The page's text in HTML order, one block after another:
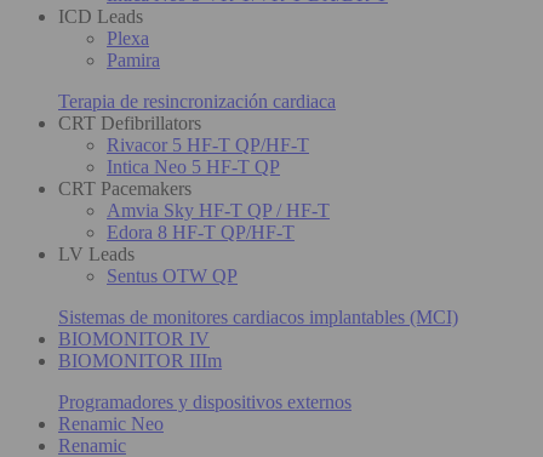
ICD Leads
Plexa
Pamira
Terapia de resincronización cardiaca
CRT Defibrillators
Rivacor 5 HF-T QP/HF-T
Intica Neo 5 HF-T QP
CRT Pacemakers
Amvia Sky HF-T QP / HF-T
Edora 8 HF-T QP/HF-T
LV Leads
Sentus OTW QP
Sistemas de monitores cardiacos implantables (MCI)
BIOMONITOR IV
BIOMONITOR IIIm
Programadores y dispositivos externos
Renamic Neo
Renamic